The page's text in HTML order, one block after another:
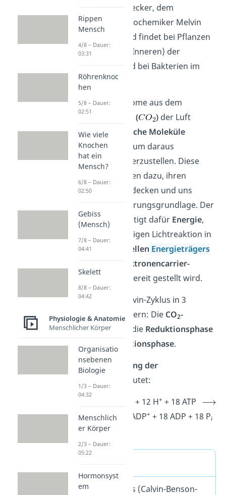
nach seinem Entdecker, dem
amerikanischen Biochemiker Melvin
Calvin bekannt und findet bei Pflanzen
im Stroma (=dem Inneren) der
und bei Bakterien im
Cytoplasmastatt.
Die Kohlenstoffatome aus dem
Kohlenstoffdioxid (
) der Luft
werden inorganische Moleküle
verbaut(=fixiert), um daraus
Zuckermoleküle herzustellen. Diese
dienen den Pflanzen dazu, ihren
Energiebedarf zu decken und uns
Menschen als Nahrungsgrundlage. Der
Calvin Zyklus benötigt dafür Energie,
die aus der vorherigen Lichtreaktion in
Formdes universellen Energieträgers
Elektronencarrier-
Molekül NADPH
bereit gestellt wird.
Du kannst den Calvin-Zyklus in 3
Phasen untergliedern: Die CO2-
Fixierungsphase
, die Reduktionsphase
und die
Regenerationsphase.
Bruttogleichung der
lautet:
+ 12 NADPH + 12 H+ + 18 ATP
+ 12 NADP+ + 18 ADP + 18 Pi
Der Calvin Zyklus (Calvin-Benson-
Rippen
Mensch
4/8 – Dauer:
03:31
Röhrenknoc
hen
5/8 – Dauer:
02:51
Wie viele
Knochen
hat ein
Mensch?
6/8 – Dauer:
02:50
Gebiss
(Mensch)
7/8 – Dauer:
04:41
Skelett
8/8 – Dauer:
04:42
Physiologie & Anatomie
Menschlicher Körper
Organisatio
nsebenen
Biologie
1/3 – Dauer:
04:32
Menschlich
er Körper
2/3 – Dauer:
05:22
Hormonsyst
em